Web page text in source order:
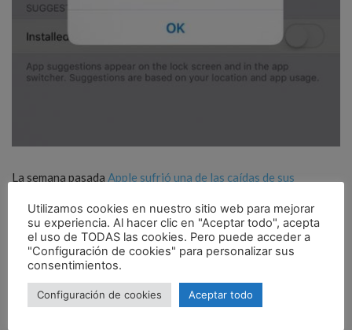
La semana pasada Apple sufrió una de las caídas de sus
gran número de servicios en la nube como iCloud, App Store e
iTunes entre muchos otros.
La verdad es que da que pensar que este fallo surja tan cerca de
la WWDC 2016, ya que da la sensación de que el gigante de
Utilizamos cookies en nuestro sitio web para mejorar
su experiencia. Al hacer clic en "Aceptar todo", acepta
el uso de TODAS las cookies. Pero puede acceder a
"Configuración de cookies" para personalizar sus
consentimientos.
Configuración de cookies Aceptar todo